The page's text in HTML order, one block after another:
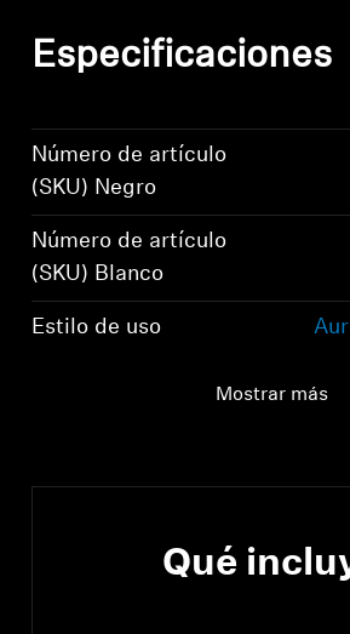
Especificaciones
Número de artículo
(SKU) Negro
Número de artículo
(SKU) Blanco
Estilo de uso
Mostrar más
Qué